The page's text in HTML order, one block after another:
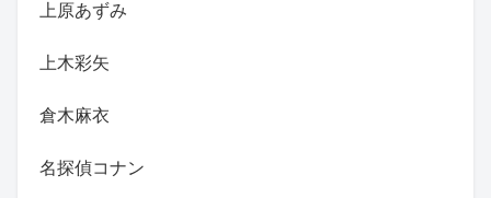
上原あずみ
上木彩矢
倉木麻衣
名探偵コナン